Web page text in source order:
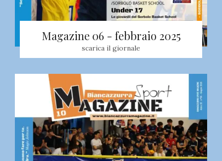
Magazine 06 - febbraio 2025
scarica il giornale